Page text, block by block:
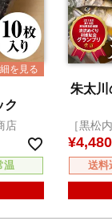
ク
店
温
朱太川
［黒松
¥4,480
送料